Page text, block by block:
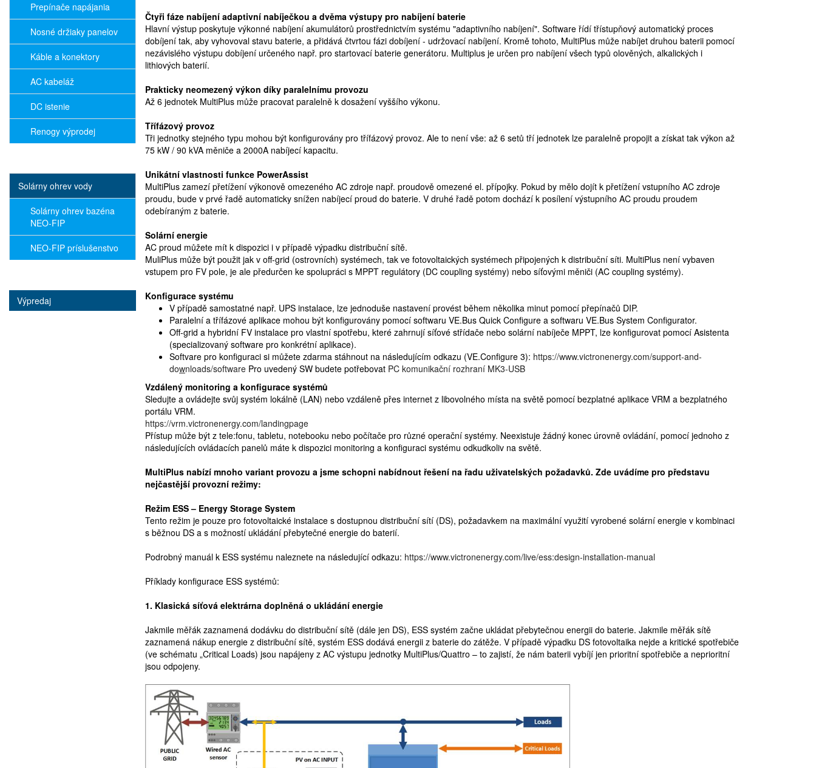
Prepínače napájania
Nosné držiaky panelov
Káble a konektory
AC kabeláž
DC istenie
Renogy výprodej
Solárny ohrev vody
Solárny ohrev bazéna
NEO-FIP
NEO-FIP príslušenstvo
Výpredaj
Čtyři fáze nabíjení adaptivní nabíječkou a dvěma výstupy pro nabíjení baterie
Hlavní výstup poskytuje výkonné nabíjení akumulátorů prostřednictvím systému "adaptivního nabíjení". Software řídí třístupňový automatický proces
dobíjení tak, aby vyhovoval stavu baterie, a přidává čtvrtou fázi dobíjení - udržovací nabíjení. Kromě tohoto, MultiPlus může nabíjet druhou baterii pomocí
nezávislého výstupu dobíjení určeného např. pro startovací baterie generátoru. Multiplus je určen pro nabíjení všech typů olověných, alkalických i
lithiových baterií.
Prakticky neomezený výkon díky paralelnímu provozu
Až 6 jednotek MultiPlus může pracovat paralelně k dosažení vyššího výkonu.
Třífázový provoz
Tři jednotky stejného typu mohou být konfigurovány pro třífázový provoz. Ale to není vše: až 6 setů tří jednotek lze paralelně propojit a získat tak výkon až
75 kW / 90 kVA měniče a 2000A nabíjecí kapacitu.
Unikátní vlastnosti funkce PowerAssist
MultiPlus zamezí přetížení výkonově omezeného AC zdroje např. proudově omezené el. přípojky. Pokud by mělo dojít k přetížení vstupního AC zdroje
proudu, bude v prvé řadě automaticky snížen nabíjecí proud do baterie. V druhé řadě potom dochází k posílení výstupního AC proudu proudem
odebíraným z baterie.
Solární energie
AC proud můžete mít k dispozici i v případě výpadku distribuční sítě.
MuliPlus může být použit jak v off-grid (ostrovních) systémech, tak ve fotovoltaických systémech připojených k distribuční síti. MultiPlus není vybaven
vstupem pro FV pole, je ale předurčen ke spolupráci s MPPT regulátory (DC coupling systémy) nebo síťovými měniči (AC coupling systémy).
Konfigurace systému
V případě samostatné např. UPS instalace, lze jednoduše nastavení provést během několika minut pomocí přepínačů DIP.
Paralelní a třífázové aplikace mohou být konfigurovány pomocí softwaru VE.Bus Quick Configure a softwaru VE.Bus System Configurator.
Off-grid a hybridní FV instalace pro vlastní spotřebu, které zahrnují síťové střídače nebo solární nabíječe MPPT, lze konfigurovat pomocí Asistenta
(specializovaný software pro konkrétní aplikace).
Softvare pro konfiguraci si můžete zdarma stáhnout na následujícím odkazu (VE.Configure 3): https://www.victronenergy.com/support-and-
downloads/software Pro uvedený SW budete potřebovat PC komunikační rozhraní MK3-USB
Vzdálený monitoring a konfigurace systémů
Sledujte a ovládejte svůj systém lokálně (LAN) nebo vzdáleně přes internet z libovolného místa na světě pomocí bezplatné aplikace VRM a bezplatného
portálu VRM.
https://vrm.victronenergy.com/landingpage
Přístup může být z tele:fonu, tabletu, notebooku nebo počítače pro různé operační systémy. Neexistuje žádný konec úrovně ovládání, pomocí jednoho z
následujících ovládacích panelů máte k dispozici monitoring a konfiguraci systému odkudkoliv na světě.
MultiPlus nabízí mnoho variant provozu a jsme schopni nabídnout řešení na řadu uživatelských požadavků. Zde uvádíme pro představu
nejčastější provozní režimy:
Režim ESS – Energy Storage System
Tento režim je pouze pro fotovoltaické instalace s dostupnou distribuční sítí (DS), požadavkem na maximální využití vyrobené solární energie v kombinaci
s běžnou DS a s možností ukládání přebytečné energie do baterií.
Podrobný manuál k ESS systému naleznete na následující odkazu: https://www.victronenergy.com/live/ess:design-installation-manual
Příklady konfigurace ESS systémů:
1. Klasická síťová elektrárna doplněná o ukládání energie
Jakmile měřák zaznamená dodávku do distribuční sítě (dále jen DS), ESS systém začne ukládat přebytečnou energii do baterie. Jakmile měřák sítě
zaznamená nákup energie z distribuční sítě, systém ESS dodává energii z baterie do zátěže. V případě výpadku DS fotovoltaika nejde a kritické spotřebiče
(ve schématu „Critical Loads) jsou napájeny z AC výstupu jednotky MultiPlus/Quattro – to zajistí, že nám baterii vybíjí jen prioritní spotřebiče a neprioritní
jsou odpojeny.